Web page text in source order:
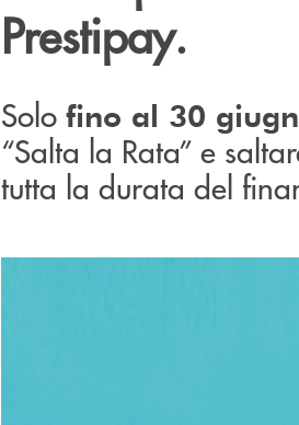
Prestipay.
Solo fino al 30
“Salta la Rata” e
tutta la durata del